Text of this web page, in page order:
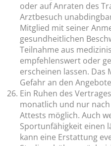
oder auf Anraten des
Arztbesuch
Mitglied mit seiner
gesundheitlichen
Teilnahme aus
empfehlenswert oder
erscheinen lassen. Das
Gefahr an den
Ein Ruhen des
monatlich und nur
Attests möglich. Auch
Sportunfähigkeit einen
kann eine Erstattung